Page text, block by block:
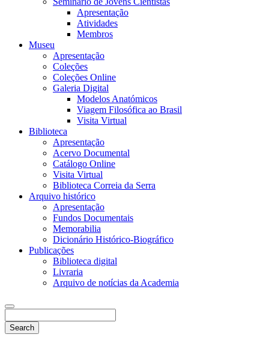
Apresentação
Atividades
Membros
Museu
Apresentação
Coleções
Coleções Online
Galeria Digital
Modelos Anatómicos
Viagem Filosófica ao Brasil
Visita Virtual
Biblioteca
Apresentação
Acervo Documental
Catálogo Online
Visita Virtual
Biblioteca Correia da Serra
Arquivo histórico
Apresentação
Fundos Documentais
Memorabilia
Dicionário Histórico-Biográfico
Publicações
Biblioteca digital
Livraria
Arquivo de notícias da Academia